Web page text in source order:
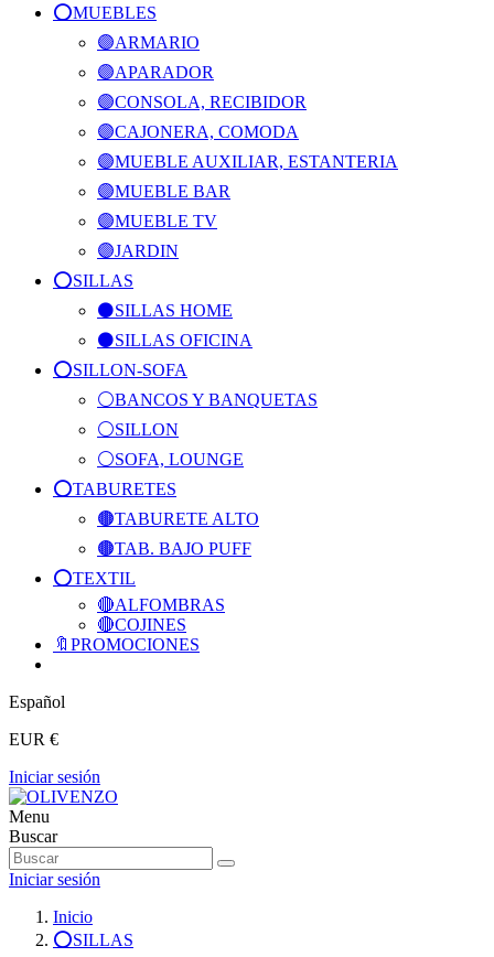
⭕️MUEBLES
🟣ARMARIO
🟣APARADOR
🟣CONSOLA, RECIBIDOR
🟣CAJONERA, COMODA
🟣MUEBLE AUXILIAR, ESTANTERIA
🟣MUEBLE BAR
🟣MUEBLE TV
🟣JARDIN
⭕️SILLAS
⚫SILLAS HOME
⚫SILLAS OFICINA
⭕️SILLON-SOFA
⚪BANCOS Y BANQUETAS
⚪SILLON
⚪SOFA, LOUNGE
⭕️TABURETES
🟤TABURETE ALTO
🟤TAB. BAJO PUFF
⭕️TEXTIL
🔴ALFOMBRAS
🔴COJINES
🔖PROMOCIONES
Español
EUR €
Iniciar sesión
Menu
Buscar
Iniciar sesión
Inicio
⭕️SILLAS